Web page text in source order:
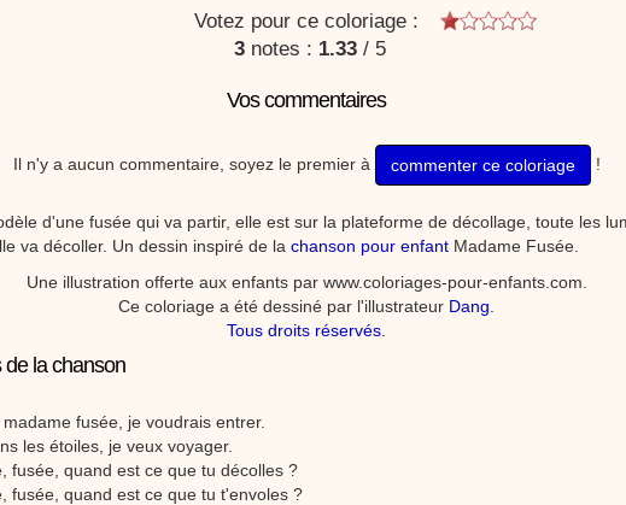
Votez pour ce coloriage :
3notes : 1.33/ 5
Vos commentaires
Il n'y a aucun commentaire, soyez le premier à commenter ce coloriage !
d'une fusée qui va partir, elle est sur la plateforme de décollage, toute les
va décoller. Un dessin inspiré de la chanson pour enfant Madame Fusée.
Une illustration offerte aux enfants par www.coloriages-pour-enfants.com.
Ce coloriage a été dessiné par l'illustrateur Dang
Tous droits réservés
de la chanson
fusée, je voudrais entrer.
les étoiles, je veux voyager.
fusée, quand est ce que tu décolles ?
fusée, quand est ce que tu t'envoles ?